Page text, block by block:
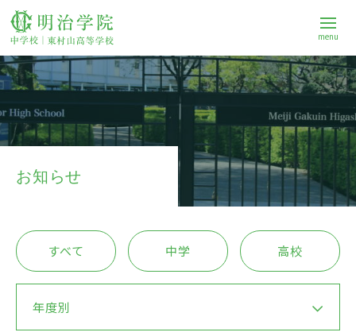
menu
学校案内
中学校
進路
Q&A
お知らせ
すべて 中学 高校
年度別